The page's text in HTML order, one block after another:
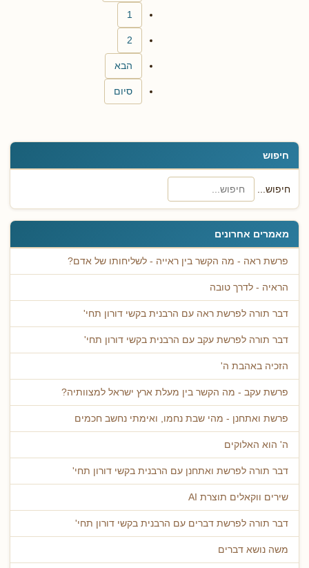
חיפוש
חיפוש...
מאמרים אחרונים
פרשת ראה - מה הקשר בין ראייה - לשליחותו של אדם?
הראיה - לדרך טובה
דבר תורה לפרשת ראה עם הרבנית בקשי דורון תחי'
דבר תורה לפרשת עקב עם הרבנית בקשי דורון תחי'
הזכיה באהבת ה'
פרשת עקב - מה הקשר בין מעלת ארץ ישראל למצוותיה?
פרשת ואתחנן - מהי שבת נחמו, ואימתי נחשב חכמים
ה' הוא האלוקים
דבר תורה לפרשת ואתחנן עם הרבנית בקשי דורון תחי'
שירים ווקאלים תוצרת AI
דבר תורה לפרשת דברים עם הרבנית בקשי דורון תחי'
משה נושא דברים
1
2
הבא
סיום